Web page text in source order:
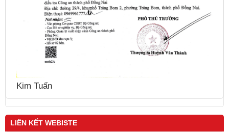
Kim Tuấn
LIÊN KẾT WEBISTE